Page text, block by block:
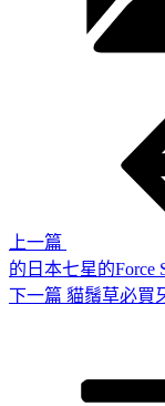
上一篇
的日本七星的Force
下
下一篇 貓鬚草必買